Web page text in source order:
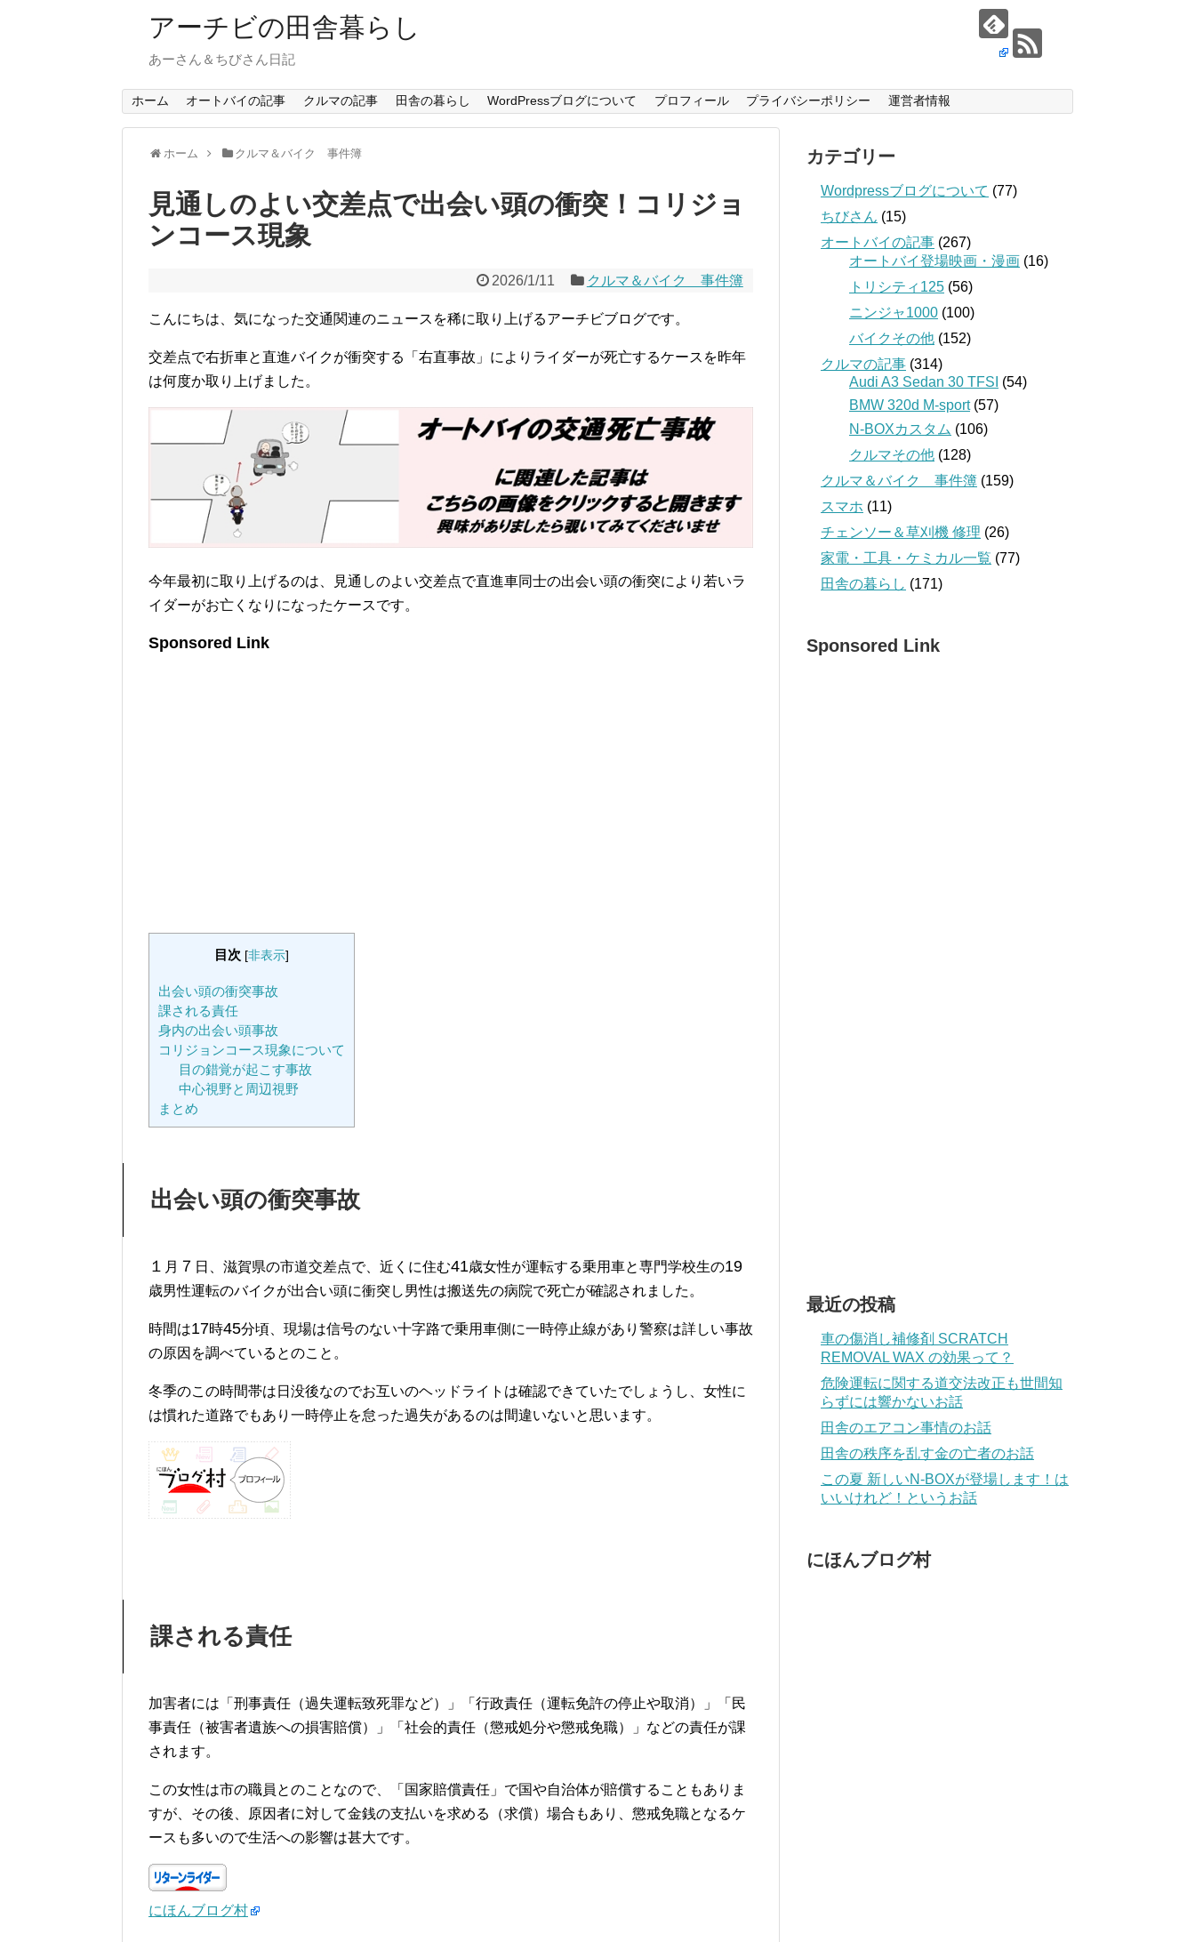
アーチビの田舎暮らし
あーさん＆ちびさん日記
ホーム オートバイの記事 クルマの記事 田舎の暮らし WordPressブログについて プロフィール プライバシーポリシー 運営者情報
ホーム クルマ＆バイク 事件簿
見通しのよい交差点で出会い頭の衝突！コリジョ
ンコース現象
2026/1/11 クルマ＆バイク 事件簿
こんにちは、気になった交通関連のニュースを稀に取り上げるアーチビブログです。
交差点で右折車と直進バイクが衝突する「右直事故」によりライダーが死亡するケースを昨年
は何度か取り上げました。
今年最初に取り上げるのは、見通しのよい交差点で直進車同士の出会い頭の衝突により若いラ
イダーがお亡くなりになったケースです。
Sponsored Link
目次 [非表示]
出会い頭の衝突事故
課される責任
身内の出会い頭事故
コリジョンコース現象について
目の錯覚が起こす事故
中心視野と周辺視野
まとめ
出会い頭の衝突事故
１ 月 ７ 日、滋賀県の市道交差点で、近くに住む41歳女性が運転する乗用車と専門学校生の19
歳男性運転のバイクが出合い頭に衝突し男性は搬送先の病院で死亡が確認されました。
時間は17時45分頃、現場は信号のない十字路で乗用車側に一時停止線があり警察は詳しい事故
の原因を調べているとのこと。
冬季のこの時間帯は日没後なのでお互いのヘッドライトは確認できていたでしょうし、女性に
は慣れた道路でもあり一時停止を怠った過失があるのは間違いないと思います。
課される責任
加害者には「刑事責任（過失運転致死罪など）」「行政責任（運転免許の停止や取消）」「民
事責任（被害者遺族への損害賠償）」「社会的責任（懲戒処分や懲戒免職）」などの責任が課
されます。
この女性は市の職員とのことなので、「国家賠償責任」で国や自治体が賠償することもありま
すが、その後、原因者に対して金銭の支払いを求める（求償）場合もあり、懲戒免職となるケ
ースも多いので生活への影響は甚大です。
にほんブログ村
カテゴリー
Wordpressブログについて (77)
ちびさん (15)
オートバイの記事 (267)
オートバイ登場映画・漫画 (16)
トリシティ125 (56)
ニンジャ1000 (100)
バイクその他 (152)
クルマの記事 (314)
Audi A3 Sedan 30 TFSI (54)
BMW 320d M-sport(57)
N-BOXカスタム (106)
クルマその他 (128)
クルマ＆バイク 事件簿 (159)
スマホ (11)
チェンソー＆草刈機 修理 (26)
家電・工具・ケミカル一覧 (77)
田舎の暮らし (171)
Sponsored Link
最近の投稿
車の傷消し補修剤 SCRATCH
REMOVAL WAX の効果って？
危険運転に関する道交法改正も世間知
らずには響かないお話
田舎のエアコン事情のお話
田舎の秩序を乱す金の亡者のお話
この夏 新しいN-BOXが登場します！は
いいけれど！というお話
にほんブログ村